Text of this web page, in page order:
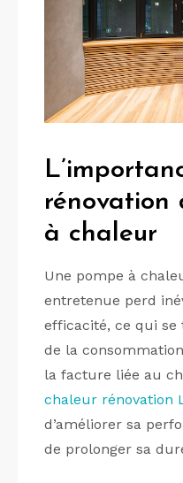
rénovation
à chaleur
Une pompe à
entretenue perd
efficacité, ce qui
de la
la facture liée au
chaleur rénovation
d’améliorer sa
de prolonger sa